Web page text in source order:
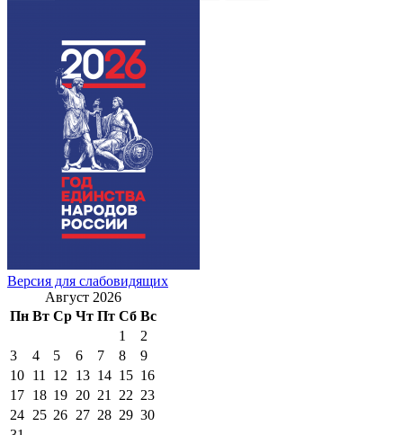
Версия для слабовидящих
Август 2026
Пн Вт Ср Чт Пт Сб Вс
1
2
3
4 5 6 7 8
9
10 11 12 13 14 15 16
17 18 19 20 21 22 23
24 25 26 27 28 29 30